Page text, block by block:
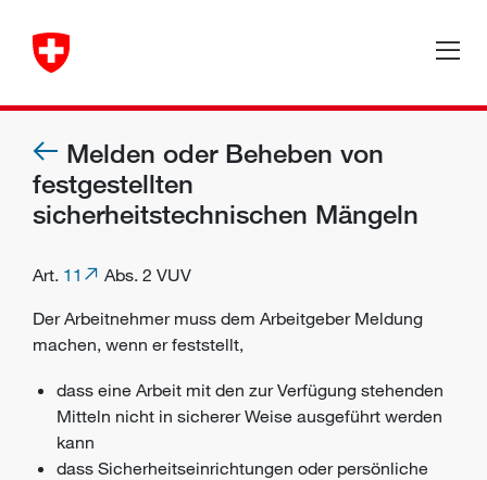
Melden oder Beheben von
festgestellten
sicherheitstechnischen Mängeln
Art. 11
Abs. 2 VUV
DerArbeitnehmermuss dem ArbeitgeberMeldung
machen, wenn er feststellt,
dass eine Arbeit mit den zur Verfügung stehenden
Mitteln nicht in sicherer Weise ausgeführt werden
kann
dass Sicherheitseinrichtungen oder persönliche